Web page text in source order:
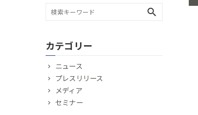
search
カテゴリー
ニュース
プレスリリース
メディア
セミナー